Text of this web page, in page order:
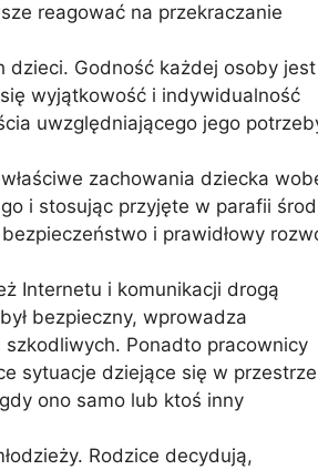
reagować na przekraczanie
Godność każdej osoby jest
wyjątkowość i indywidualność
uwzględniającego jego
zachowania dziecka
i stosując przyjęte w parafii
i prawidłowy
Internetu i komunikacji drogą
bezpieczny, wprowadza
Ponadto pracownicy
sytuacje dziejące się w
ono samo lub ktoś inny
Rodzice decydują,